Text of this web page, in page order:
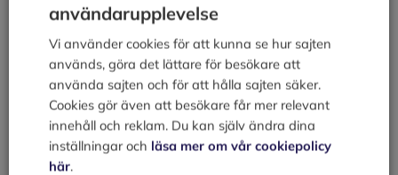
därför vara mer strategisk i sin försäljning, erbjuda
ett mervärde och utveckla en nära relation till
nyckelkunderna.
En liten summering av fördelarna med att arbeta med
KAM kan se ut så här:
Ger företaget konkurrensfördelar.
Fördjupar och breddar kontaktytorna mellan
användarupplevelse
Vi använder cookies för att kunna se hur sajten
används, göra det lättare för besökare att
använda sajten och för att hålla sajten säker.
Cookies gör även att besökare får mer relevant
innehåll och reklam. Du kan själv ändra dina
inställningar och läsa mer om vår cookiepolicy
här.